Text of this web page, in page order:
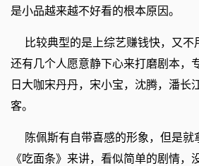
是小品越来越不好看的根本原因。
比较典型的是上综艺赚钱快，又不
还有几个人愿意静下心来打磨剧本，
日大咖宋丹丹，宋小宝，沈腾，潘长
客。
陈佩斯有自带喜感的形象，但是
《吃面条》来讲，看似简单的剧情，